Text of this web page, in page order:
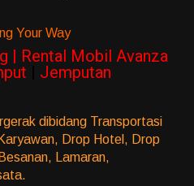
Your Way
| Rental Mobil Avanza
Jemputan
dibidang Transportasi
Drop Hotel, Drop
Lamaran,